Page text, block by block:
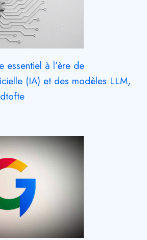
essentiel à l’ère de
(IA) et des modèles LLM,